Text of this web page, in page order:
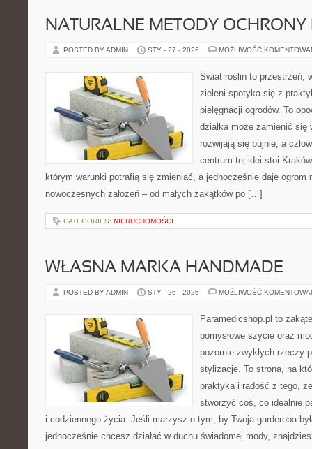
NATURALNE METODY OCHRONY
POSTED BY ADMIN STY - 27 - 2026 MOŻLIWOŚĆ
Świat roślin to przestrzeń,
zieleni spotyka się z
pielęgnacji ogrodów. To
działka może zamienić
rozwijają się bujnie, a
centrum tej idei stoi
którym warunki potrafią się zmieniać, a jednocześnie daje ogrom
nowoczesnych założeń – od małych zakątków po […]
CATEGORIES: NIERUCHOMOŚCI
WŁASNA MARKA HANDMADE
POSTED BY ADMIN STY - 26 - 2026 MOŻLIWOŚĆ
Paramedicshop.pl to
pomysłowe szycie oraz
pozornie zwykłych rzeczy
stylizacje. To strona, na
praktyka i radość z tego,
stworzyć coś, co idealnie
i codziennego życia. Jeśli marzysz o tym, by Twoja garderoba
jednocześnie chcesz działać w duchu świadomej mody,